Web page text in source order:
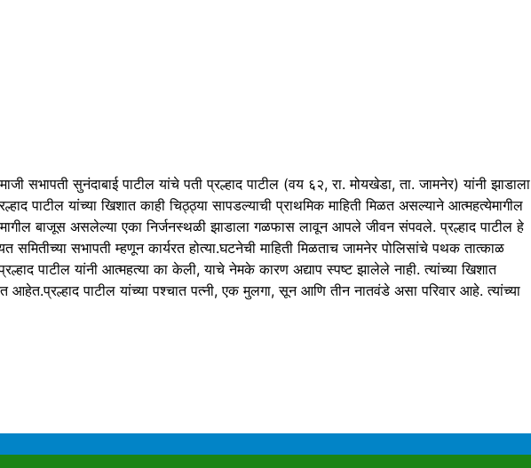
सभापती सुनंदाबाई पाटील यांचे पती प्रल्हाद पाटील (वय ६२, रा. मोयखेडा, ता. जामनेर) यांनी झाडाला
यांच्या खिशात काही चिठ्ठ्या सापडल्याची प्राथमिक माहिती मिळत असल्याने आत्महत्येमागील
मागील बाजूस असलेल्या एका निर्जनस्थळी झाडाला गळफास लावून आपले जीवन संपवले. प्रल्हाद पाटील हे
समितीच्या सभापती म्हणून कार्यरत होत्या.घटनेची माहिती मिळताच जामनेर पोलिसांचे पथक तात्काळ
पाटील यांनी आत्महत्या का केली, याचे नेमके कारण अद्याप स्पष्ट झालेले नाही. त्यांच्या खिशात
पाटील यांच्या पश्चात पत्नी, एक मुलगा, सून आणि तीन नातवंडे असा परिवार आहे. त्यांच्या